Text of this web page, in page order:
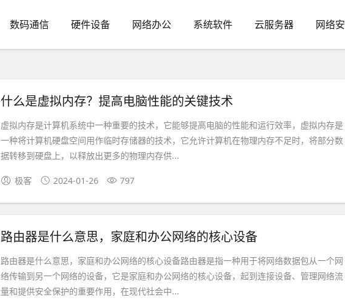
数码通信 硬件设备 网络办公 系统软件 云服务器 网络
什么是虚拟内存？提高电脑性能的关键技术
虚拟内存是计算机系统中一种重要的技术，它能够提高电脑的性能和运行效率，虚拟内存是
一种将计算机硬盘空间用作临时存储器的技术，它允许计算机在物理内存不足时，将部分数
据转移到硬盘上，以释放出更多的物理内存供...
极客 2024-01-26 797
路由器是什么意思，家庭和办公网络的核心设备
路由器是什么意思，家庭和办公网络的核心设备路由器是指一种用于将网络数据包从一个网
络传输到另一个网络的设备，它是家庭和办公网络的核心设备，起到连接设备、管理网络流
量和提供安全保护的重要作用，在现代社会中...